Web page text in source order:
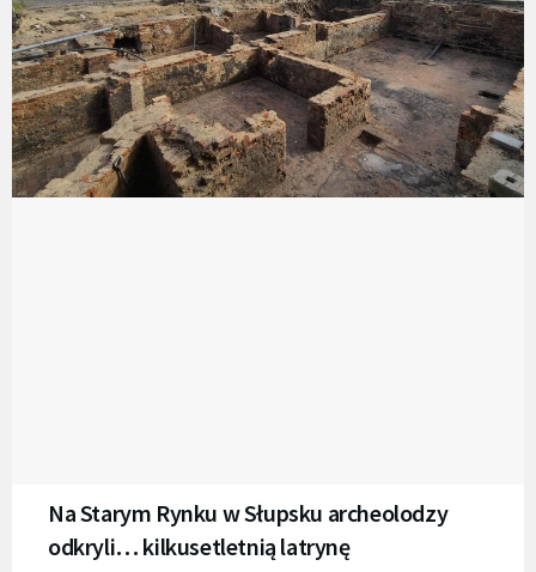
Na Starym Rynku w Słupsku archeolodzy
odkryli… kilkusetletnią latrynę